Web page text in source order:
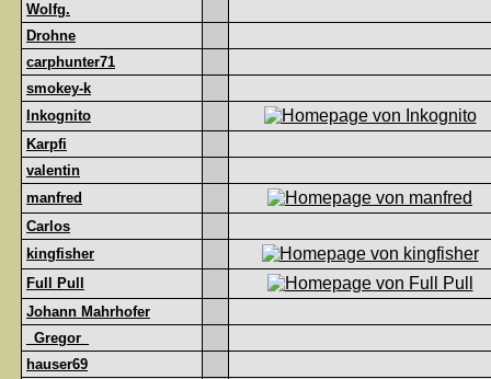
Wolfg.
Drohne
carphunter71
smokey-k
Inkognito
Karpfi
valentin
manfred
Carlos
kingfisher
Full Pull
Johann Mahrhofer
_Gregor_
hauser69